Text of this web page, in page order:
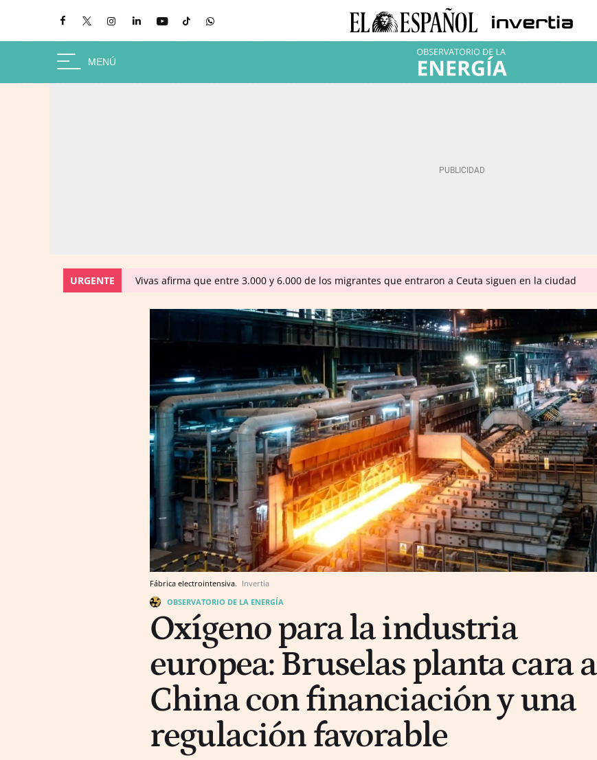
URGENTE Vivas afirma que entre 3.000 y 6.000 de los migrantes que entraron a Ceuta siguen en la ciudad
Fábrica electrointensiva. Invertia
OBSERVATORIO DE LA ENERGÍA
Oxígeno para la industria
europea: Bruselas planta cara a
China con financiación y una
regulación favorable